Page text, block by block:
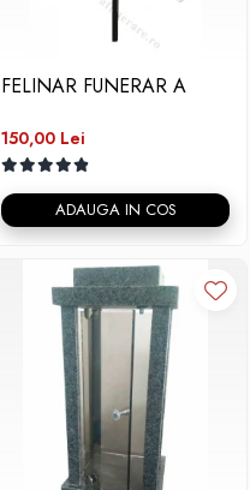
FELINAR FUNERAR A
150,00 Lei
ADAUGA IN COS